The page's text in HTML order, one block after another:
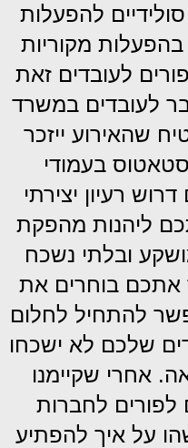
להפעלות
בהפעלות מקוריות
פורים לעובדים זאת
לעובדים במשרד
שהאירוע ייזכר
בעמודי
רעיון יצירתי
ליהנות מהפקת
ובלתי נשכח
אתכם בוחרים את
להתחיל לחלום
שלכם לא ישכחו
אחרי שקיימנו
לפורים לחברות
על איך להפתיע